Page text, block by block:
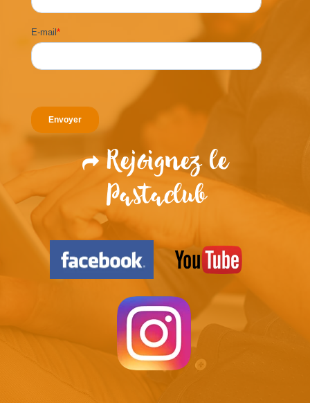
E-mail *
Rejoignez le
Pastaclub